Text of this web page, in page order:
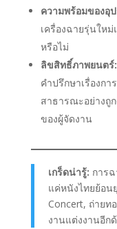
ความพร้อมของอุ
เครื่องฉายรุ่นให
หรือไม่
ลิขสิทธิ์ภาพยนตร์:
คำปรึกษาเรื่องก
สาธารณะอย่างถู
ของผู้จัดงาน
เกร็ดน่ารู้: การ
แค่หนังไทยย้อน
Concert, ถ่ายท
งานแต่งงานอีก